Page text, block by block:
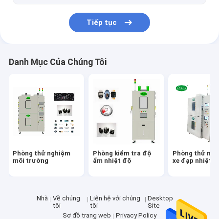
Tiếp tục
Danh Mục Của Chúng Tôi
Phòng thử nghiệm
môi trường
Phòng kiểm tra độ
ẩm nhiệt độ
Phòng thử
xe đạp nhiệt
Nhà
Về chúng
tôi
Liên hệ với chúng
tôi
Desktop
Site
Sơ đồ trang web
Privacy Policy